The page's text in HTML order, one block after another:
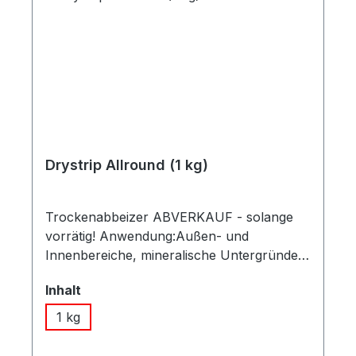
Drystrip Allround (1 kg)
Trockenabbeizer ABVERKAUF - solange
vorrätig! Anwendung:Außen- und
Innenbereiche, mineralische Untergründe,
Dispersionsfarben, Latexfarben, 1K-Lacke.
Besonderheiten:Sehr geruchsarmer
Abbeizer, bindet gelöste Farb- und
Inhalt
1 kg